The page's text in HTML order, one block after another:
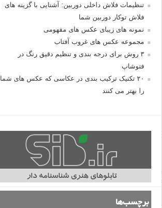
تنظیمات فلاش داخلی دوربین: آشنایی با گزینه های
فلاش توکار دوربین شما
نمونه های زیبای عکس های مفهومی
مجموعه عکس های غروب آفتاب
۳ روش برای درجه بندی و تنظیم دقیق رنگ در
فتوشاپ
۲۰ تکنیک ترکیب بندی در عکاسی که عکس های شما
را بهتر می کنند
برچسب‌ها